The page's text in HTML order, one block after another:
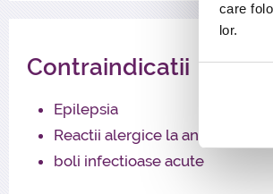
care
lor.
biostimulant natural
Recoltarea de sange venos, la
Centrifugarea
Injectarea in zonele de tratat,
Contraindicatii
Epilepsia
Reactii alergice la
boli infectioase acute